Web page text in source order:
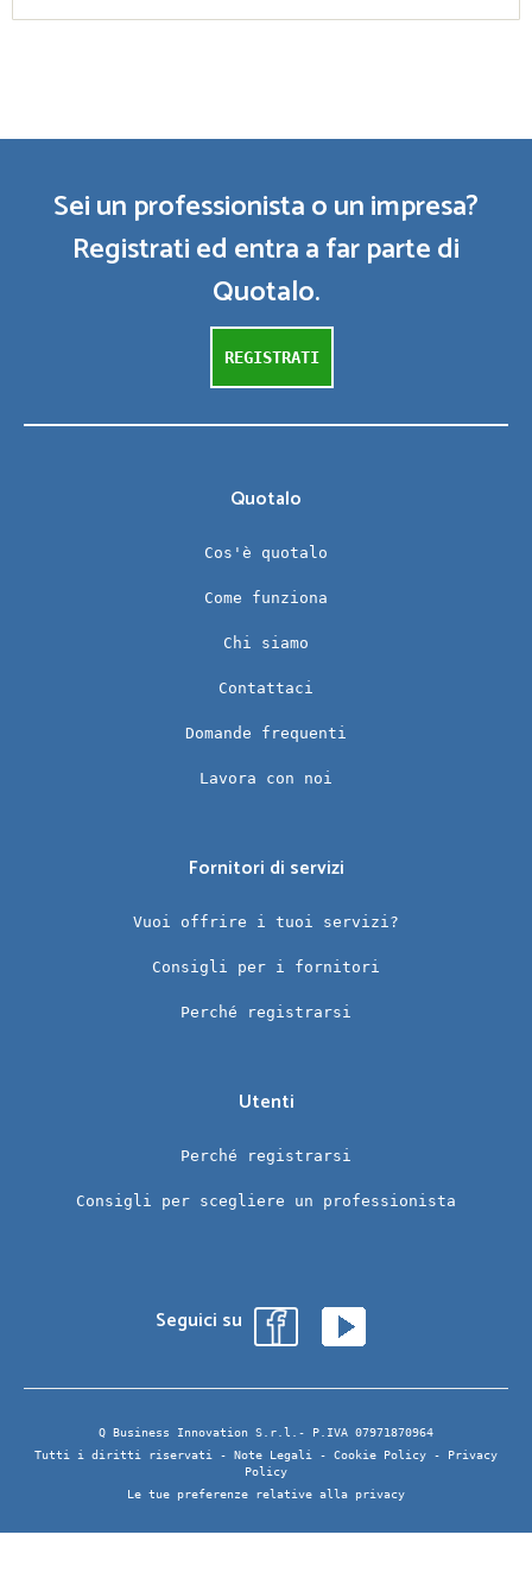
Sei un professionista o un impresa?
Registrati ed entra a far parte di
Quotalo.
REGISTRATI
Quotalo
Cos'è quotalo
Come funziona
Chi siamo
Contattaci
Domande frequenti
Lavora con noi
Fornitori di servizi
Vuoi offrire i tuoi servizi?
Consigli per i fornitori
Perché registrarsi
Utenti
Perché registrarsi
Consigli per scegliere un professionista
Seguici su
Q Business Innovation S.r.l.- P.IVA 07971870964
Tutti i diritti riservati - Note Legali - Cookie Policy - Privacy
Policy
Le tue preferenze relative alla privacy